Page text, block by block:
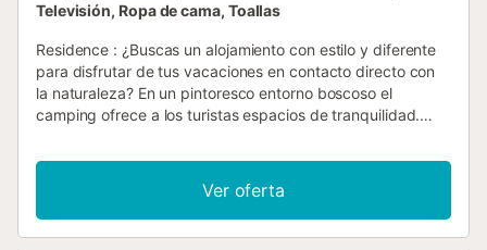
Televisión, Ropa de cama, Toallas
Residence : ¿Buscas un alojamiento con estilo y diferente
para disfrutar de tus vacaciones en contacto directo con
la naturaleza? En un pintoresco entorno boscoso el
camping ofrece a los turistas espacios de tranquilidad.
vacaciones, relajarte y desconectar. Vivienda :
GeneralZonasSuperficie total (m2) : 34SituaciónCerca de
piscina Vercampaña AnimalesAnimales: aceptadosPerro de
primera clase prohibidoPerro de 2a categoría
Ver oferta